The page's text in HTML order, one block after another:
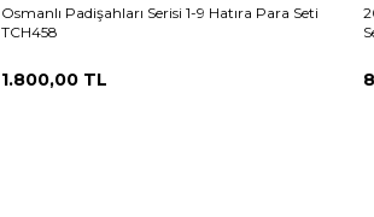
Osmanlı Padişahları Serisi 1-9 Hatıra Para Seti
TCH458
1.800,00 TL